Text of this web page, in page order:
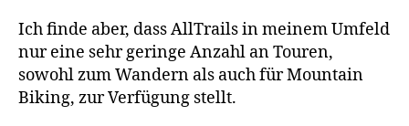
Ich finde aber, dass AllTrails in meinem Umfeld
nur eine sehr geringe Anzahl an Touren,
sowohl zum Wandern als auch für Mountain
Biking, zur Verfügung stellt.